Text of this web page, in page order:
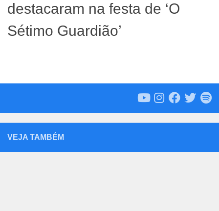
destacaram na festa de ‘O
Sétimo Guardião’
VEJA TAMBÉM